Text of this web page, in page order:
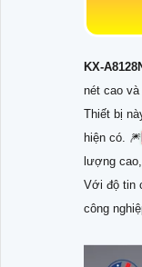
KX-
nét cao
Thiết bị
hiện có. 🎆
lượng
Với độ tin
công